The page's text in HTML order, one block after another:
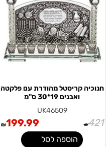
חנוכיה קריסטל מהודרת עם פלקטה
ואבנים 19*30 ס"מ
UK46509
₪421
₪199.99
הוספה לסל